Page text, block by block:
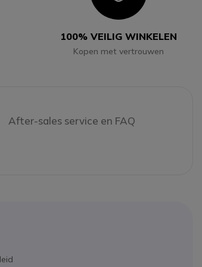
100% VEILIG WINKELEN
Kopen met vertrouwen
After-sales service en FAQ